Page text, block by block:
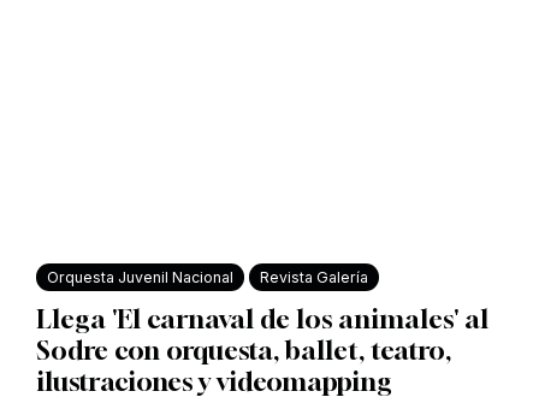
Orquesta Juvenil Nacional Revista Galería
Llega 'El carnaval de los animales' al
Sodre con orquesta, ballet, teatro,
ilustraciones y videomapping